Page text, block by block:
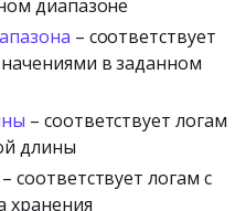
диапазоне
– соответствует
в заданном
– соответствует логам
длины
– соответствует логам с
хранения